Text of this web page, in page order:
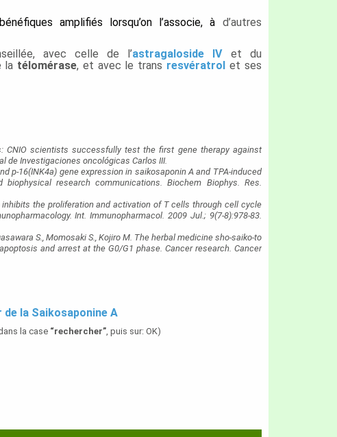
amplifiés lorsqu’on l’associe, à d’autres
seillée, avec celle de l’astragaloside IV
et du
la télomérase, et avec le trans resvératrol et ses
CNIO scientists successfully test the first gene therapy against
de Investigaciones oncológicas Carlos III.
p-16(INK4a) gene expression in saikosaponin A and TPA-induced
research communications. Biochem Biophys. Res.
inhibits the proliferation and activation of T cells through cell cycle
Int. Immunopharmacol. 2009 Jul.; 9(7-8):978-83.
S., Momosaki S., Kojiro M. The herbal medicine sho-saiko-to
and arrest at the G0/G1 phase. Cancer research. Cancer
la Saikosaponine A
la case “rechercher”, puis sur: OK)